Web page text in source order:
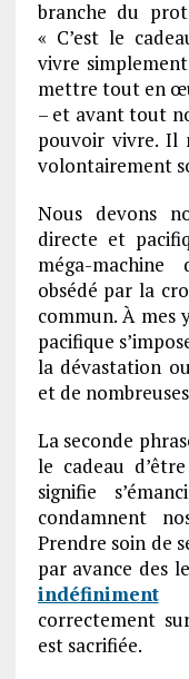
branche du
« C’est le
vivre
mettre tout en
– et avant tout
pouvoir vivre. Il
volontairement
Nous devons
directe et
méga-machine
obsédé par la
commun. À mes
pacifique
la dévastation
et de
La seconde
le cadeau
signifie
condamnent
Prendre soin de
par avance des
indéfiniment:
correctement
est sacrifiée.